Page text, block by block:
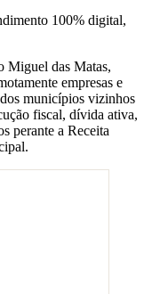
100% digital,
Miguel das Matas,
empresas e
municípios vizinhos
fiscal, dívida ativa,
perante a Receita